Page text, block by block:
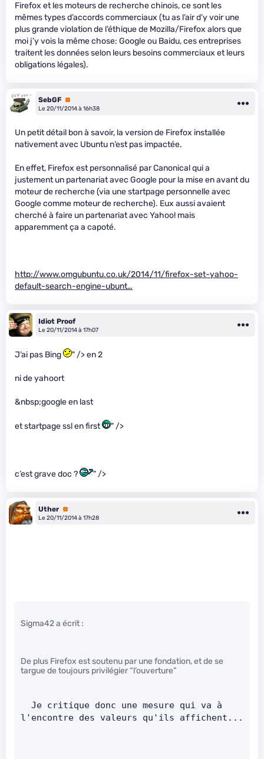
Firefox et les moteurs de recherche chinois, ce sont les
mêmes types d’accords commerciaux (tu as l’air d’y voir une
plus grande violation de l’éthique de Mozilla/Firefox alors que
moi j’y vois la même chose: Google ou Baidu, ces entreprises
traitent les données selon leurs besoins commerciaux et leurs
obligations légales).
SebGF Premium
Le 20/11/2014 à 16h38
Un petit détail bon à savoir, la version de Firefox installée
nativement avec Ubuntu n’est pas impactée.
En effet, Firefox est personnalisé par Canonical qui a
justement un partenariat avec Google pour la mise en avant du
moteur de recherche (via une startpage personnelle avec
Google comme moteur de recherche). Eux aussi avaient
cherché à faire un partenariat avec Yahoo! mais
apparemment ça a capoté.
http://www.omgubuntu.co.uk/2014/11/firefox-set-yahoo-
default-search-engine-ubunt…
Idiot Proof
Le 20/11/2014 à 17h07
J’ai pas Bing " /> en 2
ni de yahoort
&nbsp;google en last
et startpage ssl en first " />
c’est grave doc ? " />
Uther Premium
Le 20/11/2014 à 17h28
Sigma42 a écrit :
De plus Firefox est soutenu par une fondation, et de se
targue de toujours privilégier “l’ouverture”